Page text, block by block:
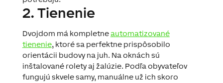
2. Tienenie
Dvojdom má kompletneautomatizované
tienenie, ktoré sa perfektne prispôsobilo
orientácii budovy na juh. Naoknách sú
inštalované roletyaj žalúzie. Podľaobyvateľov
fungujú skvelesamy, manuálne už ich skoro